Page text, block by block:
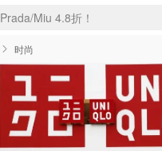
麦卢卡蜂蜜夏促！个位数！
Prada/Miu 4.8折！
啥？必胜客披萨5折！
时尚